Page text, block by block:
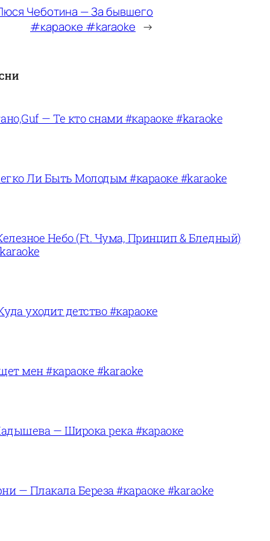
Чеботина — За бывшего
#караоке #karaoke →
— Те кто снами #караоке #karaoke
Ли Быть Молодым #караоке #karaoke
Небо (Ft. Чума, Принцип & Бледный)
уходит детство #караоке
мен #караоке #karaoke
— Широка река #караоке
— Плакала Береза #караоке #karaoke